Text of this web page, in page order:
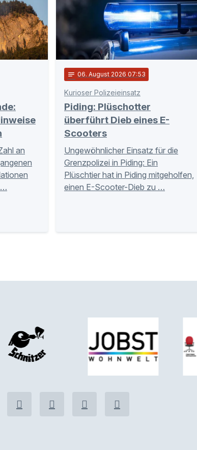
an
…
notes 06. August 2026 07:53
Kurioser Polizeieinsatz
Piding: Plüschotter
überführt Dieb eines E-
Scooters
Ungewöhnlicher Einsatz für die
Grenzpolizei in Piding: Ein
Plüschtier hat in Piding mitgeholfen,
einen E-Scooter-Dieb zu …